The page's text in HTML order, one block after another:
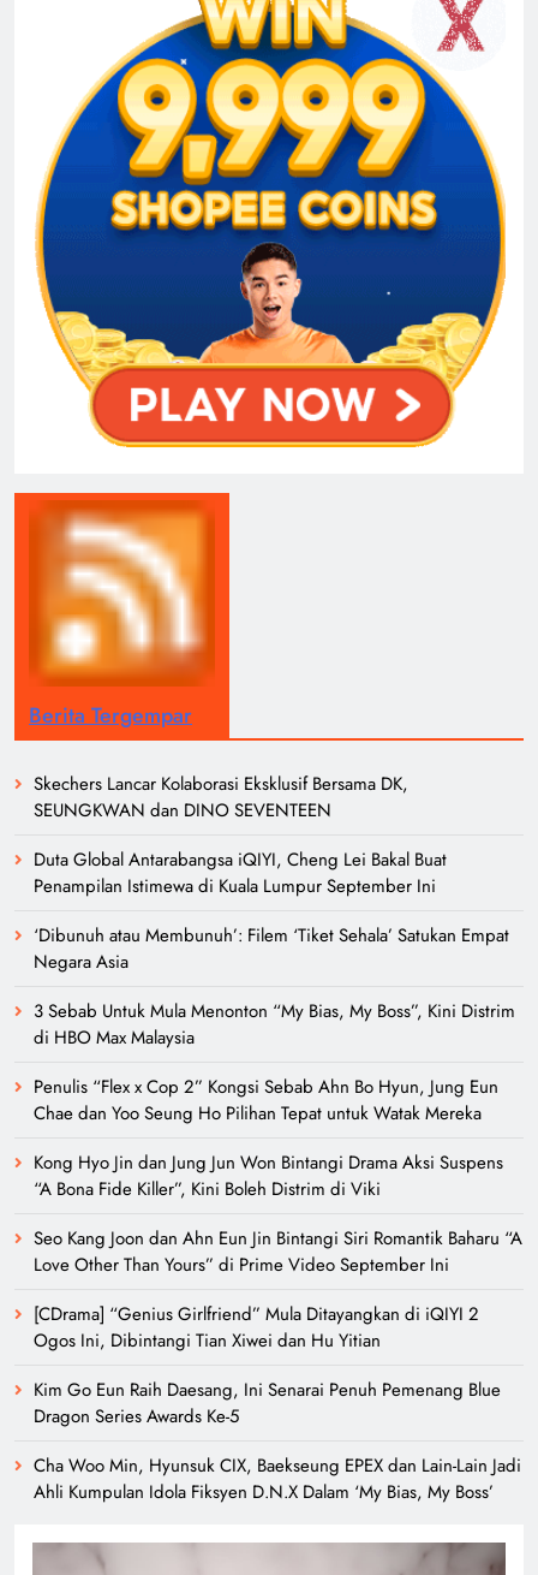
Berita Tergempar
Skechers Lancar Kolaborasi Eksklusif Bersama DK,
SEUNGKWAN dan DINO SEVENTEEN
Duta Global Antarabangsa iQIYI, Cheng Lei Bakal Buat
Penampilan Istimewa di Kuala Lumpur September Ini
‘Dibunuh atau Membunuh’: Filem ‘Tiket Sehala’ Satukan Empat
Negara Asia
3 Sebab Untuk Mula Menonton “My Bias, My Boss”, Kini Distrim
di HBO Max Malaysia
Penulis “Flex x Cop 2” Kongsi Sebab Ahn Bo Hyun, Jung Eun
Chae dan Yoo Seung Ho Pilihan Tepat untuk Watak Mereka
Kong Hyo Jin dan Jung Jun Won Bintangi Drama Aksi Suspens
“A Bona Fide Killer”, Kini Boleh Distrim di Viki
Seo Kang Joon dan Ahn Eun Jin Bintangi Siri Romantik Baharu “A
Love Other Than Yours” di Prime Video September Ini
[CDrama] “Genius Girlfriend” Mula Ditayangkan di iQIYI 2
Ogos Ini, Dibintangi Tian Xiwei dan Hu Yitian
Kim Go Eun Raih Daesang, Ini Senarai Penuh Pemenang Blue
Dragon Series Awards Ke-5
Cha Woo Min, Hyunsuk CIX, Baekseung EPEX dan Lain-Lain Jadi
Ahli Kumpulan Idola Fiksyen D.N.X Dalam ‘My Bias, My Boss’